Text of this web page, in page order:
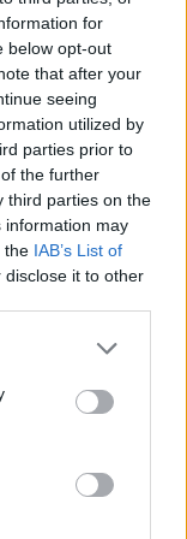
for
below opt-out
that after your
seeing
utilized by
parties prior to
the further
third parties on the
information may
the IAB’s List of
it to other
or more Google
You may click to
party tags to
in below Google
accoglienza
le suite: furto da
tornano